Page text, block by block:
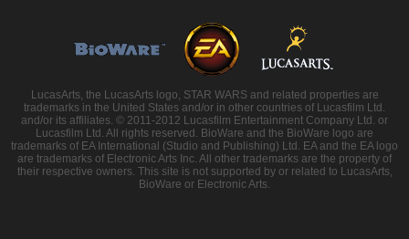
LucasArts, the LucasArts logo, STAR WARS and related properties are
trademarks in the United States and/or in other countries of Lucasfilm Ltd.
and/or its affiliates. © 2011-2012 Lucasfilm Entertainment Company Ltd. or
Lucasfilm Ltd. All rights reserved. BioWare and the BioWare logo are
trademarks of EA International (Studio and Publishing) Ltd. EA and the EA logo
are trademarks of Electronic Arts Inc. All other trademarks are the property of
their respective owners. This site is not supported by or related to LucasArts,
BioWare or Electronic Arts.